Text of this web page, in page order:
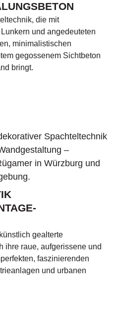
die mit
und angedeuteten
minimalistischen
gegossenem Sichtbeton
bringt.
gealterte
ihre raue, aufgerissene und
faszinierenden
und urbanen